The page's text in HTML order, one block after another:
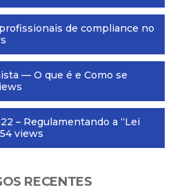
de compliance no
— O que é e Como se
– Regulamentando a “Lei
views
RECENTES